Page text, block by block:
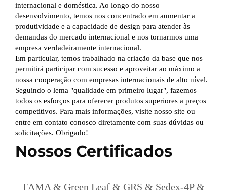
internacional e doméstica. Ao longo do nosso
desenvolvimento, temos nos concentrado em aumentar a
produtividade e a capacidade de design para atender às
demandas do mercado internacional e nos tornarmos uma
empresa verdadeiramente internacional.
Em particular, temos trabalhado na criação da base que nos
permitirá participar com sucesso e aproveitar ao máximo a
nossa cooperação com empresas internacionais de alto nível.
Seguindo o lema "qualidade em primeiro lugar", fazemos
todos os esforços para oferecer produtos superiores a preços
competitivos. Para mais informações, visite nosso site ou
entre em contato conosco diretamente com suas dúvidas ou
solicitações. Obrigado!
Nossos Certificados
FAMA & Green Leaf & GRS & Sedex-4P &